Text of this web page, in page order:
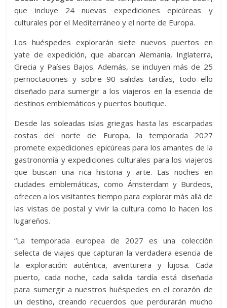
que incluye 24 nuevas expediciones epicúreas y
culturales por el Mediterráneo y el norte de Europa.
Los huéspedes explorarán siete nuevos puertos en
yate de expedición, que abarcan Alemania, Inglaterra,
Grecia y Países Bajos. Además, se incluyen más de 25
pernoctaciones y sobre 90 salidas tardías, todo ello
diseñado para sumergir a los viajeros en la esencia de
destinos emblemáticos y puertos boutique.
Desde las soleadas islas griegas hasta las escarpadas
costas del norte de Europa, la temporada 2027
promete expediciones epicúreas para los amantes de la
gastronomía y expediciones culturales para los viajeros
que buscan una rica historia y arte. Las noches en
ciudades emblemáticas, como Ámsterdam y Burdeos,
ofrecen a los visitantes tiempo para explorar más allá de
las vistas de postal y vivir la cultura como lo hacen los
lugareños.
“La temporada europea de 2027 es una colección
selecta de viajes que capturan la verdadera esencia de
la exploración: auténtica, aventurera y lujosa. Cada
puerto, cada noche, cada salida tardía está diseñada
para sumergir a nuestros huéspedes en el corazón de
un destino, creando recuerdos que perdurarán mucho